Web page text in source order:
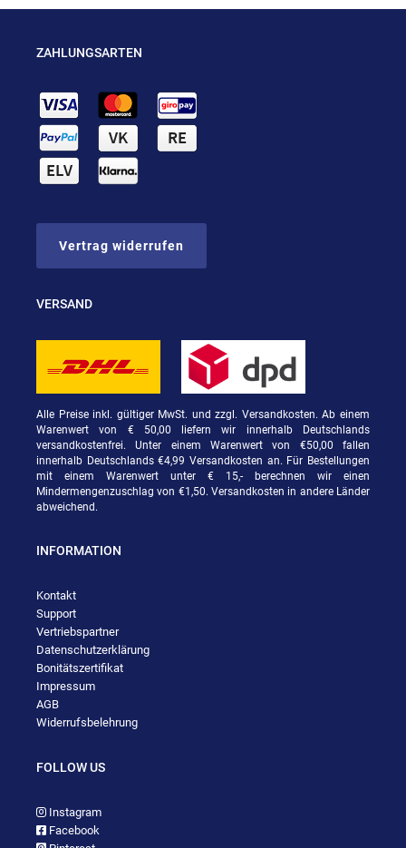
ZAHLUNGSARTEN
Vertrag widerrufen
VERSAND
Alle Preise inkl. gültiger MwSt. und zzgl. Versandkosten. Ab einem
Warenwert von € 50,00 liefern wir innerhalb Deutschlands
versandkostenfrei. Unter einem Warenwert von €50,00 fallen
innerhalb Deutschlands €4,99 Versandkosten an. Für Bestellungen
mit einem Warenwert unter € 15,- berechnen wir einen
Mindermengenzuschlag von €1,50. Versandkosten in andere Länder
abweichend.
INFORMATION
Kontakt
Support
Vertriebspartner
Datenschutzerklärung
Bonitätszertifikat
Impressum
AGB
Widerrufsbelehrung
FOLLOW US
Instagram
Facebook